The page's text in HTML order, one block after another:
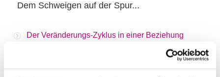
Dem Schweigen auf der Spur...
Der Veränderungs-Zyklus in einer Beziehung